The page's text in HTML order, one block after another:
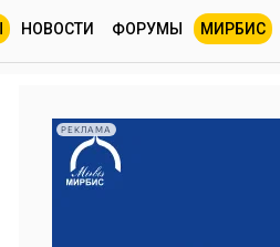
НОВОСТИ ФОРУМЫ МИРБИС
РЕКЛАМА